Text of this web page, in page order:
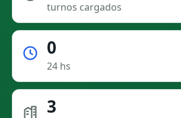
turnos cargados
0
24 hs
3